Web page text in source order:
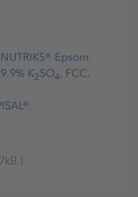
NUTRIKS® Epsom
K2SO4, FCC,
)